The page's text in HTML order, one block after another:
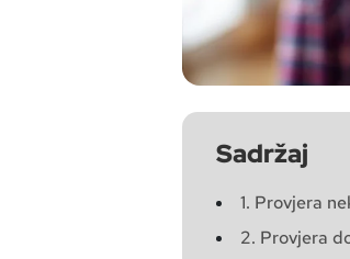
Sadržaj
1. Provjera
2. Provjera